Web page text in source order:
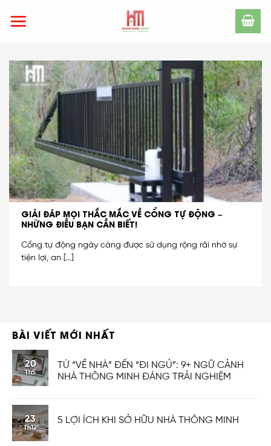
GIẢI ĐÁP MỌI THẮC MẮC VỀ CỔNG TỰ ĐỘNG –
NHỮNG ĐIỀU BẠN CẦN BIẾT!
Cổng tự động ngày càng được sử dụng rộng rãi nhờ sự
tiện lợi, an [...]
BÀI VIẾT MỚI NHẤT
20
Th5
TỪ “VỀ NHÀ” ĐẾN “ĐI NGỦ”: 9+ NGỮ CẢNH
NHÀ THÔNG MINH ĐÁNG TRẢI NGHIỆM
23
Th12
5 LỢI ÍCH KHI SỞ HỮU NHÀ THÔNG MINH